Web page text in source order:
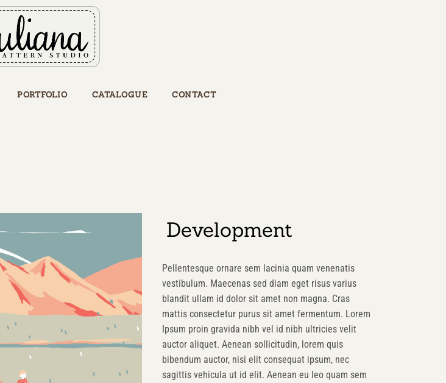
PORTFOLIO CATALOGUE CONTACT
Development
Pellentesque ornare sem lacinia quam venenatis
vestibulum. Maecenas sed diam eget risus varius
blandit ullam id dolor sit amet non magna. Cras
mattis consectetur purus sit amet fermentum. Lorem
Ipsum proin gravida nibh vel id nibh ultricies velit
auctor aliquet. Aenean sollicitudin, lorem quis
bibendum auctor, nisi elit consequat ipsum, nec
sagittis vehicula ut id elit. Aenean eu leo quam sem